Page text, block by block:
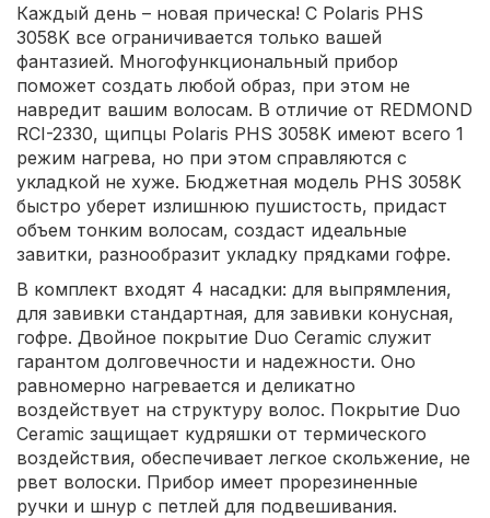
Каждый день – новая прическа! С Polaris PHS
3058K все ограничивается только вашей
фантазией. Многофункциональный прибор
поможет создать любой образ, при этом не
навредит вашим волосам. В отличие от REDMOND
RCI-2330, щипцы Polaris PHS 3058K имеют всего 1
режим нагрева, но при этом справляются с
укладкой не хуже. Бюджетная модель PHS 3058K
быстро уберет излишнюю пушистость, придаст
объем тонким волосам, создаст идеальные
завитки, разнообразит укладку прядками гофре.
В комплект входят 4 насадки: для выпрямления,
для завивки стандартная, для завивки конусная,
гофре. Двойное покрытие Duo Ceramic служит
гарантом долговечности и надежности. Оно
равномерно нагревается и деликатно
воздействует на структуру волос. Покрытие Duo
Ceramic защищает кудряшки от термического
воздействия, обеспечивает легкое скольжение, не
рвет волоски. Прибор имеет прорезиненные
ручки и шнур с петлей для подвешивания.